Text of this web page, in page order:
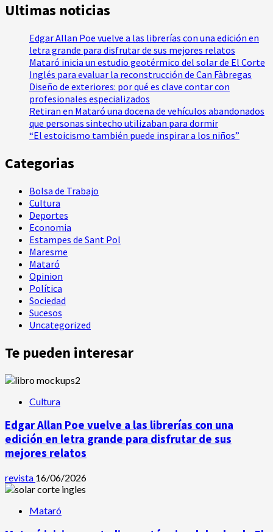
Ultimas noticias
Edgar Allan Poe vuelve a las librerías con una edición en
letra grande para disfrutar de sus mejores relatos
Mataró inicia un estudio geotérmico del solar de El Corte
Inglés para evaluar la reconstrucción de Can Fàbregas
Diseño de exteriores: por qué es clave contar con
profesionales especializados
Retiran en Mataró una docena de vehículos abandonados
que personas sintecho utilizaban para dormir
“El estoicismo también puede inspirar a los niños”
Categorias
Bolsa de Trabajo
Cultura
Deportes
Economia
Estampes de Sant Pol
Maresme
Mataró
Opinion
Política
Sociedad
Sucesos
Uncategorized
Te pueden interesar
Cultura
Edgar Allan Poe vuelve a las librerías con una
edición en letra grande para disfrutar de sus
mejores relatos
revista 16/06/2026
Mataró